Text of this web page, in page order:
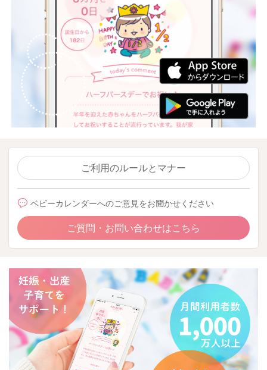
ご利用のルールとマナー
ベビーカレンダーへのご意見をお聞かせください
ご質問・お問い合わせはこちら